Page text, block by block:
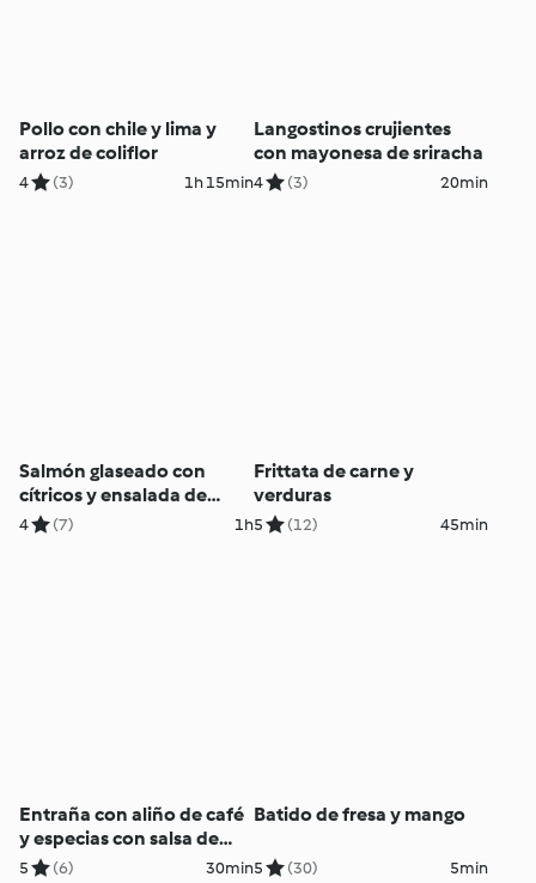
Pollo con chile y lima y
arroz de coliflor
4 (3) 1h 15min
Langostinos crujientes
con mayonesa de sriracha
4 (3) 20min
Salmón glaseado con
cítricos y ensalada de
coliflor asada
4 (7) 1h
Frittata de carne y
verduras
5 (12) 45min
Entraña con aliño de café
y especias con salsa de
alcaparras
5 (6) 30min
Batido de fresa y mango
5 (30) 5min